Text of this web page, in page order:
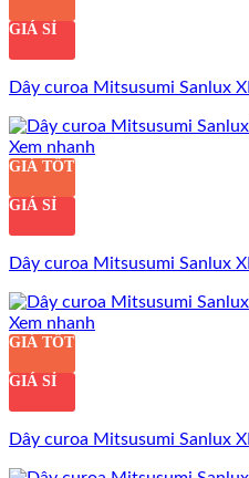
GIÁ SỈ
Dây curoa Mitsusumi Sanlux
Xem nhanh
GIÁ TỐT
GIÁ SỈ
Dây curoa Mitsusumi Sanlux
Xem nhanh
GIÁ TỐT
GIÁ SỈ
Dây curoa Mitsusumi Sanlux